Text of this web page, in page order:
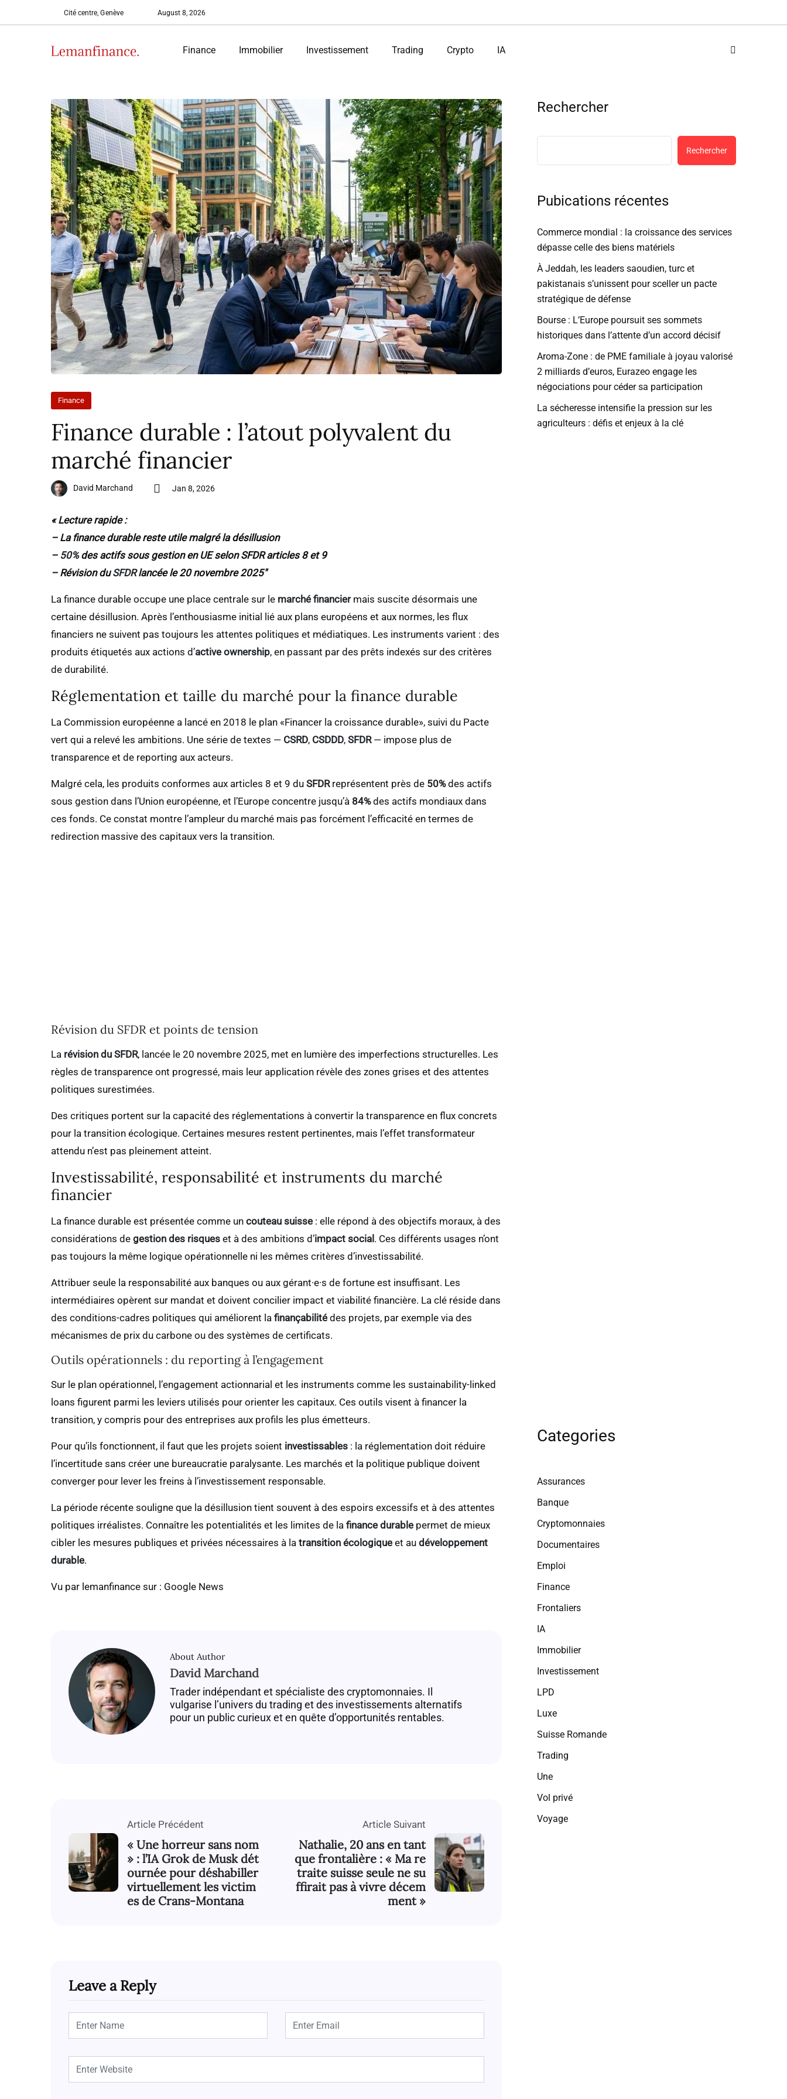
Cité centre, Genève August 8, 2026
Finance Immobilier Investissement Trading Crypto IA
Finance
Finance durable : l’atout polyvalent du
marché financier
David Marchand Jan 8, 2026
« Lecture rapide :
– La finance durable reste utile malgré la désillusion
– 50%des actifs sous gestion en UE selon SFDR articles 8 et 9
– Révision duSFDRlancée le 20 novembre 2025″
La finance durable occupe une place centrale sur le marché financiermais suscite désormais une
certaine désillusion. Après l’enthousiasme initial lié aux plans européens et aux normes, les flux
financiers ne suivent pas toujours les attentes politiques et médiatiques. Les instruments varient : des
produits étiquetés aux actions d’active ownership, en passant par des prêts indexés sur des critères
de durabilité.
Réglementation et taille du marché pour la finance durable
La Commission européenne a lancé en 2018 le plan «Financer la croissance durable», suivi du Pacte
vert qui a relevé les ambitions. Une série de textes — CSRD, CSDDD, SFDR— impose plus de
transparence et de reporting aux acteurs.
Malgré cela, les produits conformes aux articles 8 et 9 du SFDRreprésentent près de 50%des actifs
sous gestion dans l’Union européenne, et l’Europe concentre jusqu’à 84%des actifs mondiaux dans
ces fonds. Ce constat montre l’ampleur du marché mais pas forcément l’efficacité en termes de
redirection massive des capitaux vers la transition.
Révision du SFDR et points de tension
La révision du SFDR, lancée le 20 novembre 2025, met en lumière des imperfections structurelles. Les
règles de transparence ont progressé, mais leur application révèle des zones grises et des attentes
politiques surestimées.
Des critiques portent sur la capacité des réglementations à convertir la transparence en flux concrets
pour la transition écologique. Certaines mesures restent pertinentes, mais l’effet transformateur
attendu n’est pas pleinement atteint.
Investissabilité, responsabilité et instruments du marché
financier
La finance durable est présentée comme un couteau suisse : elle répond à des objectifs moraux, à des
considérations de gestion des risques et à des ambitions d’impact social . Ces différents usages n’ont
pas toujours la même logique opérationnelle ni les mêmes critères d’investissabilité.
Attribuer seule la responsabilité aux banques ou aux gérant·e·s de fortune est insuffisant. Les
intermédiaires opèrent sur mandat et doivent concilier impact et viabilité financière. La clé réside dans
des conditions-cadres politiques qui améliorent la finançabilité des projets, par exemple via des
mécanismes de prix du carbone ou des systèmes de certificats.
Outils opérationnels : du reporting à l’engagement
Sur le plan opérationnel, l’engagement actionnarial et les instruments comme les sustainability-linked
loans figurent parmi les leviers utilisés pour orienter les capitaux. Ces outils visent à financer la
transition, y compris pour des entreprises aux profils les plus émetteurs.
Pour qu’ils fonctionnent, il faut que les projets soient investissables : la réglementation doit réduire
l’incertitude sans créer une bureaucratie paralysante. Les marchés et la politique publique doivent
converger pour lever les freins à l’investissement responsable.
La période récente souligne que la désillusion tient souvent à des espoirs excessifs et à des attentes
politiques irréalistes. Connaître les potentialités et les limites de la finance durable permet de mieux
cibler les mesures publiques et privées nécessaires à la transition écologique et au développement
durable.
Vu par lemanfinance sur : Google News
About Author
David Marchand
Trader indépendant et spécialiste des cryptomonnaies. Il
vulgarise l’univers du trading et des investissements alternatifs
pour un public curieux et en quête d’opportunités rentables.
Article Précédent
« Une horreur sans nom
» : l’IA Grok de Musk dét
ournée pour déshabiller
virtuellement les victim
es de Crans-Montana
Article Suivant
Nathalie, 20 ans en tant
que frontalière : « Ma re
traite suisse seule ne su
ffirait pas à vivre décem
ment »
Leave a Reply
Rechercher
Rechercher
Pubications récentes
Commerce mondial : la croissance des services
dépasse celle des biens matériels
À Jeddah, les leaders saoudien, turc et
pakistanais s’unissent pour sceller un pacte
stratégique de défense
Bourse : L’Europe poursuit ses sommets
historiques dans l’attente d’un accord décisif
Aroma-Zone : de PME familiale à joyau valorisé
2 milliards d’euros, Eurazeo engage les
négociations pour céder sa participation
La sécheresse intensifie la pression sur les
agriculteurs : défis et enjeux à la clé
Categories
Assurances
Banque
Cryptomonnaies
Documentaires
Emploi
Finance
Frontaliers
IA
Immobilier
Investissement
LPD
Luxe
Suisse Romande
Trading
Une
Vol privé
Voyage